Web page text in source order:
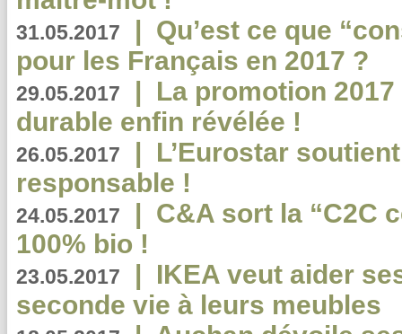
31.05.2017 | Qu’est ce que
pour les Français en 2017 ?
29.05.2017 | La promotion
durable enfin révélée !
26.05.2017 | L’Eurostar
responsable !
24.05.2017 | C&A sort la “C2C
100% bio !
23.05.2017 | IKEA veut aider
seconde vie à leurs meubles